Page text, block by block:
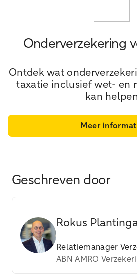
Onderverzekering
Ontdek wat
taxatie inclusief wet- en
kan
Meer
Geschreven door
Rokus
Relatiemanager
ABN AMRO